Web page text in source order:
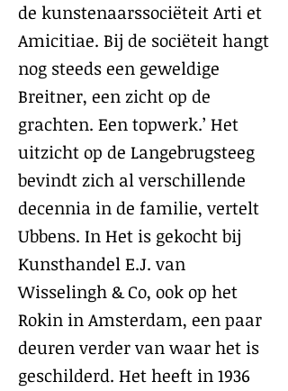
de kunstenaarssociëteit Arti et
Amicitiae. Bij de sociëteit hangt
nog steeds een geweldige
Breitner, een zicht op de
grachten. Een topwerk.’ Het
uitzicht op de Langebrugsteeg
bevindt zich al verschillende
decennia in de familie, vertelt
Ubbens. In Het is gekocht bij
Kunsthandel E.J. van
Wisselingh & Co, ook op het
Rokin in Amsterdam, een paar
deuren verder van waar het is
geschilderd. Het heeft in 1936